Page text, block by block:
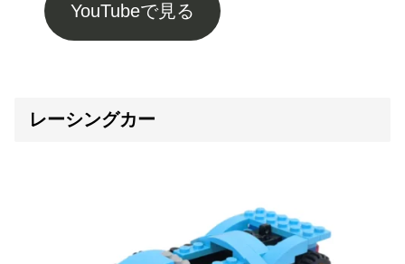
YouTubeで見る
レーシングカー